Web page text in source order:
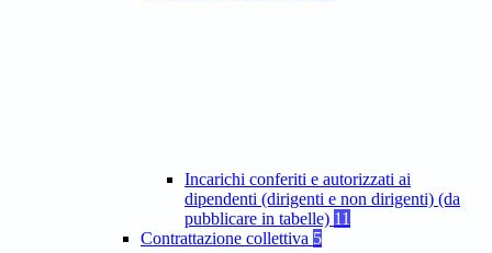
Incarichi conferiti e autorizzati ai
dipendenti (dirigenti e non dirigenti) (da
pubblicare in tabelle) 11
Contrattazione collettiva 5